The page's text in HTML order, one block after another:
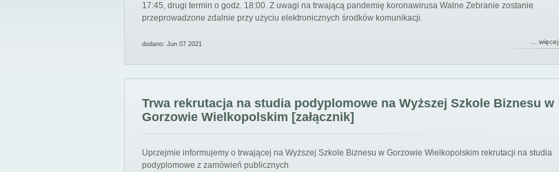
17:45, drugi termin o godz. 18:00. Z uwagi na trwającą pandemię koronawirusa Walne Zebranie zostanie
przeprowadzone zdalnie przy użyciu elektronicznych środków komunikacji.
dodano: Jun 07 2021 … więcej
Trwa rekrutacja na studia podyplomowe na Wyższej Szkole Biznesu w
Gorzowie Wielkopolskim [załącznik]
Uprzejmie informujemy o trwającej na Wyższej Szkole Biznesu w Gorzowie Wielkopolskim rekrutacji na studia
podyplomowe z zamówień publicznych